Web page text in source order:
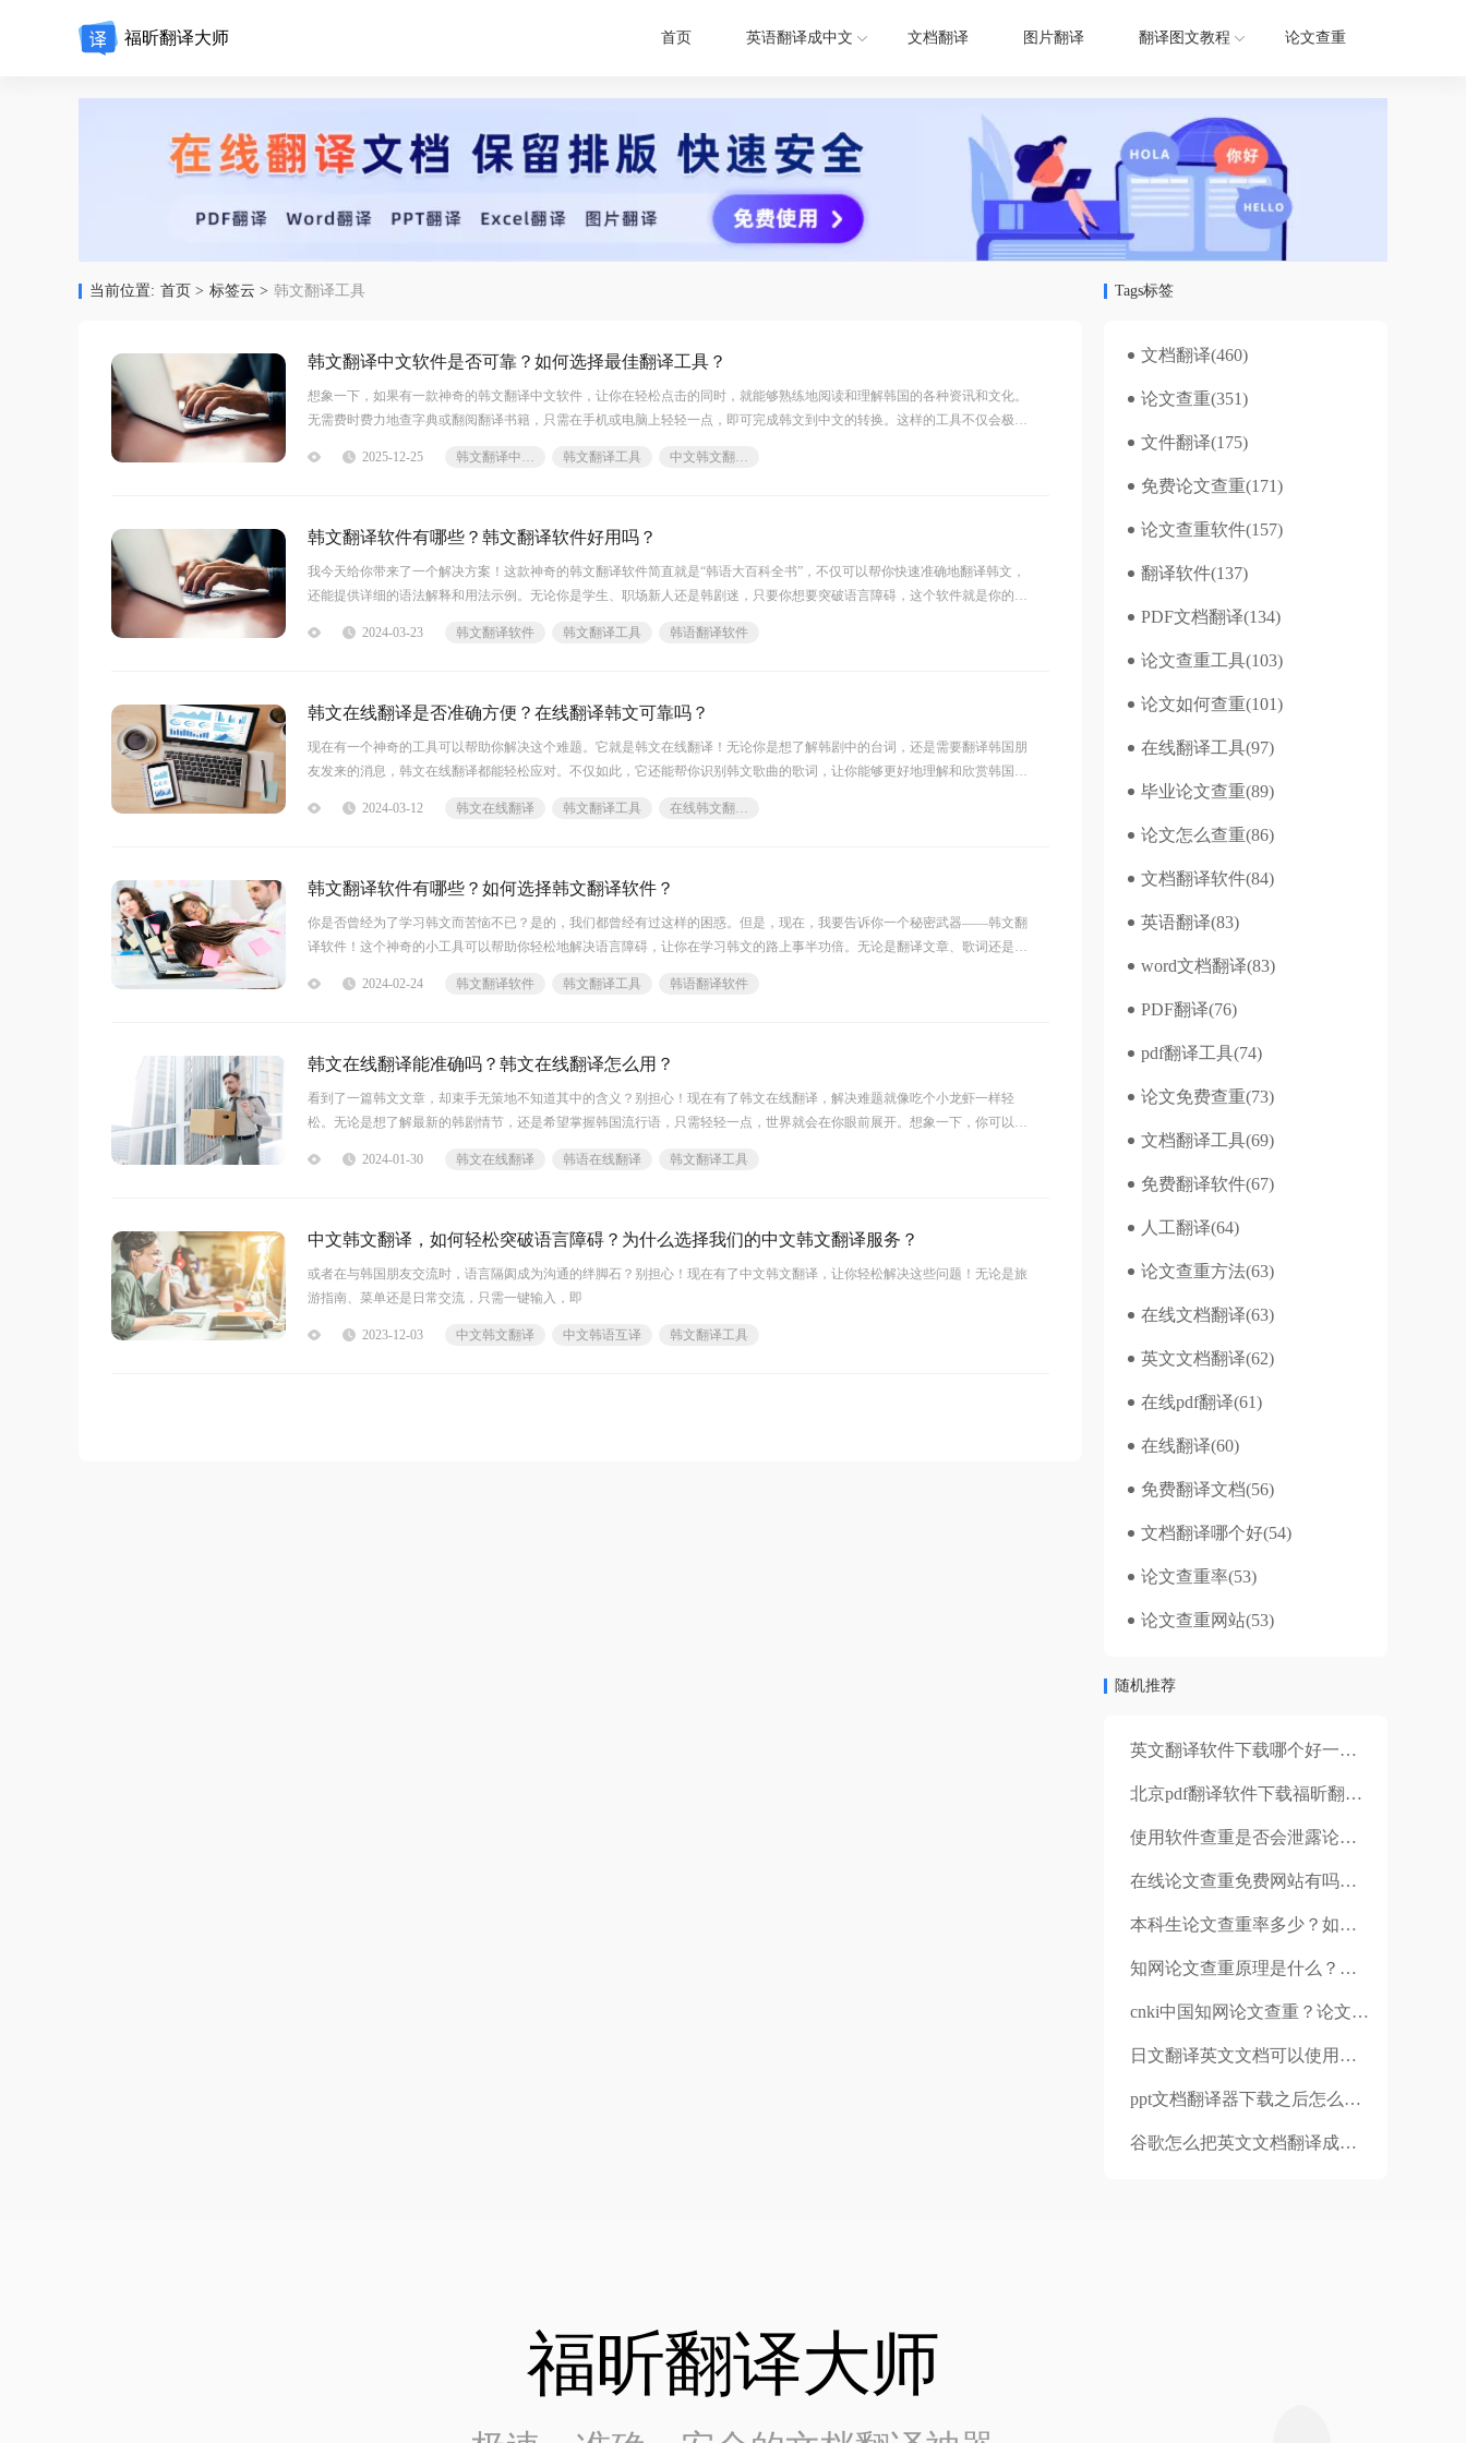
福昕翻译大师 首页 英语翻译成中文 文档翻译 图片翻译 翻译图文教程 论文查重
当前位置: 首页 > 标签云 > 韩文翻译工具
韩文翻译中文软件是否可靠？如何选择最佳翻译工具？
想象一下，如果有一款神奇的韩文翻译中文软件，让你在轻松点击的同时，就能够熟练地阅读和理解韩国的各种资讯和文化。
无需费时费力地查字典或翻阅翻译书籍，只需在手机或电脑上轻轻一点，即可完成韩文到中文的转换。这样的工具不仅会极大
使用教程有任何疑问，可咨询问客服：s.xlb-growth.com/0UNR1?e=QsjC6j9p（黏贴链接至微信打开），提
2025-12-25 韩文翻译中文软件 韩文翻译工具 中文韩文翻译器
韩文翻译软件有哪些？韩文翻译软件好用吗？
我今天给你带来了一个解决方案！这款神奇的韩文翻译软件简直就是“韩语大百科全书”，不仅可以帮你快速准确地翻译韩文，
还能提供详细的语法解释和用法示例。无论你是学生、职场新人还是韩剧迷，只要你想要突破语言障碍，这个软件就是你的最
译软件福昕软件旗下的福
2024-03-23 韩文翻译软件 韩文翻译工具 韩语翻译软件
韩文在线翻译是否准确方便？在线翻译韩文可靠吗？
现在有一个神奇的工具可以帮助你解决这个难题。它就是韩文在线翻译！无论你是想了解韩剧中的台词，还是需要翻译韩国朋
友发来的消息，韩文在线翻译都能轻松应对。不仅如此，它还能帮你识别韩文歌曲的歌词，让你能够更好地理解和欣赏韩国音
务。用户可
2024-03-12 韩文在线翻译 韩文翻译工具 在线韩文翻译器
韩文翻译软件有哪些？如何选择韩文翻译软件？
你是否曾经为了学习韩文而苦恼不已？是的，我们都曾经有过这样的困惑。但是，现在，我要告诉你一个秘密武器——韩文翻
译软件！这个神奇的小工具可以帮助你轻松地解决语言障碍，让你在学习韩文的路上事半功倍。无论是翻译文章、歌词还是对
现在，就让我们一起探索这个令人惊叹的韩文翻译软件吧！韩文翻译软件福昕软件旗下的福昕翻译网站产
2024-02-24 韩文翻译软件 韩文翻译工具 韩语翻译软件
韩文在线翻译能准确吗？韩文在线翻译怎么用？
看到了一篇韩文文章，却束手无策地不知道其中的含义？别担心！现在有了韩文在线翻译，解决难题就像吃个小龙虾一样轻
松。无论是想了解最新的韩剧情节，还是希望掌握韩国流行语，只需轻轻一点，世界就会在你眼前展开。想象一下，你可以毫
文在线翻译助你成就更多可能吧！韩文在线翻译福昕翻译网站产品提供了韩文在线
2024-01-30 韩文在线翻译 韩语在线翻译 韩文翻译工具
中文韩文翻译，如何轻松突破语言障碍？为什么选择我们的中文韩文翻译服务？
或者在与韩国朋友交流时，语言隔阂成为沟通的绊脚石？别担心！现在有了中文韩文翻译，让你轻松解决这些问题！无论是旅
游指南、菜单还是日常交流，只需一键输入，即
2023-12-03 中文韩文翻译 中文韩语互译 韩文翻译工具
Tags标签
文档翻译(460)
论文查重(351)
文件翻译(175)
免费论文查重(171)
论文查重软件(157)
翻译软件(137)
PDF文档翻译(134)
论文查重工具(103)
论文如何查重(101)
在线翻译工具(97)
毕业论文查重(89)
论文怎么查重(86)
文档翻译软件(84)
英语翻译(83)
word文档翻译(83)
PDF翻译(76)
pdf翻译工具(74)
论文免费查重(73)
文档翻译工具(69)
免费翻译软件(67)
人工翻译(64)
论文查重方法(63)
在线文档翻译(63)
英文文档翻译(62)
在线pdf翻译(61)
在线翻译(60)
免费翻译文档(56)
文档翻译哪个好(54)
论文查重率(53)
论文查重网站(53)
随机推荐
英文翻译软件下载哪个好一点呢？
北京pdf翻译软件下载福昕翻译大师好吗？有哪些特点呢？
使用软件查重是否会泄露论文？毕业论文查重是免费的吗？
在线论文查重免费网站有吗？论文查重率要求是多少？
本科生论文查重率多少？如何避免论文不合格？
知网论文查重原理是什么？论文查重哪个比较权威？
cnki中国知网论文查重？论文查重多少钱一次？
日文翻译英文文档可以使用的软件有哪个？日文文档是怎么翻译成英文的？
ppt文档翻译器下载之后怎么安装 翻译CAD图纸的方法是什么
谷歌怎么把英文文档翻译成中文?福昕翻译怎么样？
福昕翻译大师